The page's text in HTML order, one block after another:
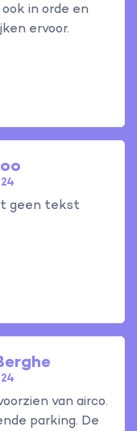
in orde en
ervoor.
geen tekst
van airco.
parking. De